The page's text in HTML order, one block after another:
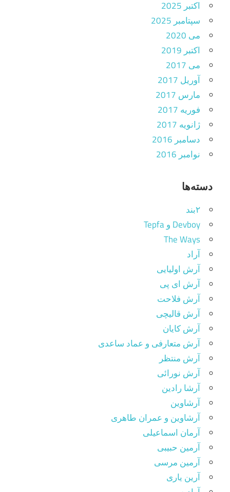
اکتبر 2025
سپتامبر 2025
می 2020
اکتبر 2019
می 2017
آوریل 2017
مارس 2017
فوریه 2017
ژانویه 2017
دسامبر 2016
نوامبر 2016
دسته‌ها
۲بند
Devboy و Tepfa
The Ways
آراد
آرش اولیایی
آرش ای پی
آرش فلاحت
آرش قالیچی
آرش کایان
آرش متعارفی و عماد ساعدی
آرش منتظر
آرش نورائی
آرشا رادین
آرشاوین
آرشاوین و عمران طاهری
آرمان اسماعیلی
آرمین حبیبی
آرمین مرسی
آرین یاری